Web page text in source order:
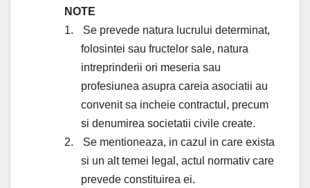
NOTE
1.
Se prevede natura lucrului determinat,
folosintei sau fructelor sale, natura
intreprinderii ori meseria sau
profesiunea asupra careia asociatii au
convenit sa incheie contractul, precum
si denumirea societatii civile create.
2.
Se mentioneaza, in cazul in care exista
si un alt temei legal, actul normativ care
prevede constituirea ei.